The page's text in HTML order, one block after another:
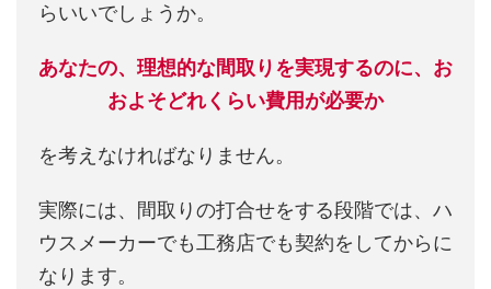
らいいでしょうか。
あなたの、理想的な間取りを実現するのに、お
およそどれくらい費用が必要か
を考えなければなりません。
実際には、間取りの打合せをする段階では、ハ
ウスメーカーでも工務店でも契約をしてからに
なります。